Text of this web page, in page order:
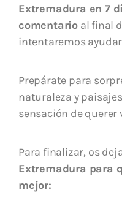
Extremadura en 7
comentario al final
intentaremos
Prepárate para
naturaleza y
sensación de querer
Para finalizar, os
Extremadura para
mejor: